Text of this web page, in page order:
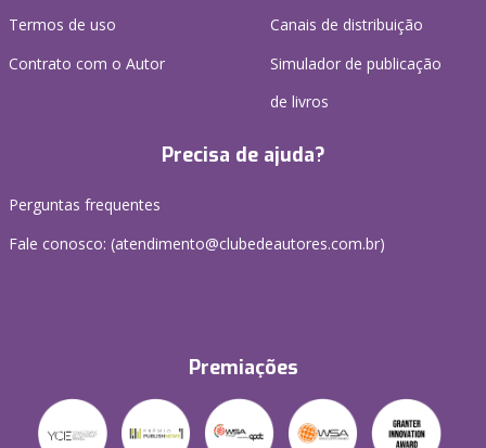
Termos de uso
Contrato com o Autor
Canais de distribuição
Simulador de publicação
de livros
Precisa de ajuda?
Perguntas frequentes
Fale conosco: (atendimento@clubedeautores.com.br)
Premiações